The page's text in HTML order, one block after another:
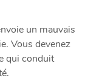
un mauvais
Vous devenez
qui conduit